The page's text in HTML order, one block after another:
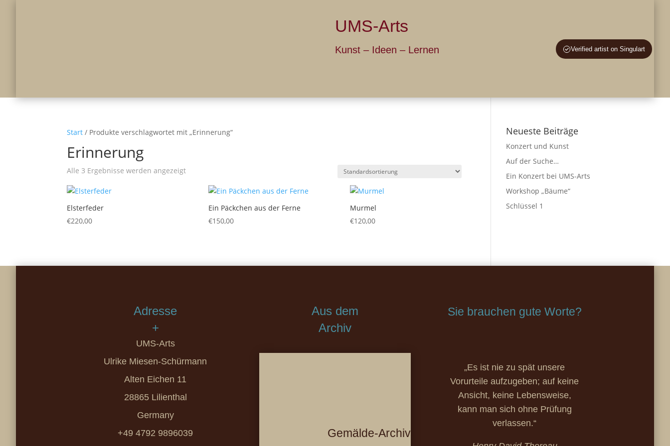
UMS-Arts
Kunst – Ideen – Lernen Verified artist on Singulart
Start / Produkte verschlagwortet mit „Erinnerung“
Erinnerung
Alle 3 Ergebnisse werden angezeigt
Elsterfeder
€220,00
Ein Päckchen aus der Ferne
€150,00
Murmel
€120,00
Neueste Beiträge
Konzert und Kunst
Auf der Suche…
Ein Konzert bei UMS-Arts
Workshop „Bäume“
Schlüssel 1
Adresse
+
UMS-Arts
Ulrike Miesen-Schürmann
Alten Eichen 11
28865 Lilienthal
Germany
+49 4792 9896039
Aus dem
Archiv
Gemälde-Archiv
Sie brauchen gute Worte?
„Es ist nie zu spät unsere
Vorurteile aufzugeben; auf keine
Ansicht, keine Lebensweise,
kann man sich ohne Prüfung
verlassen.“